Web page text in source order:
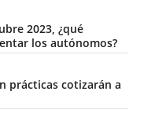
2023, ¿qué
los autónomos?
prácticas cotizarán a